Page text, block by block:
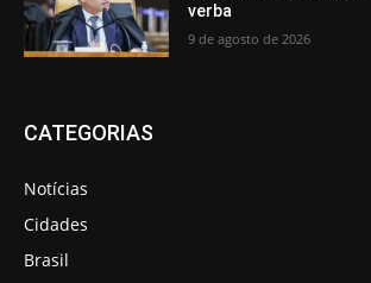
verba
9 de agosto de 2026
CATEGORIAS
Notícias
Cidades
Brasil